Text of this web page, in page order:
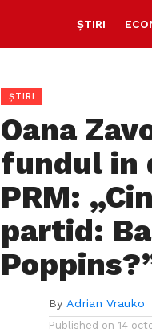
ȘTIRI
ȘTIRI
Oana
fundul in
PRM:
partid:
By Adrian Vrauko
Published on 14